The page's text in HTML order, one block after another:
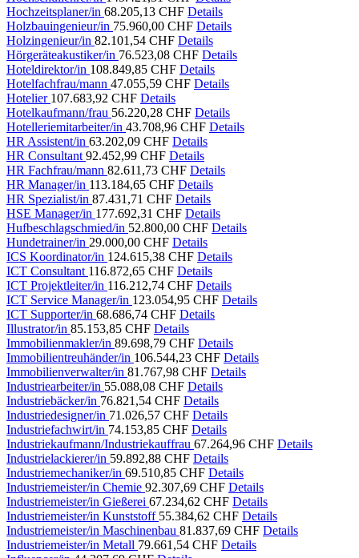
Hochzeitsplaner/in 68.205,13 CHF Details
Holzbauingenieur/in 75.960,00 CHF Details
Holzingenieur/in 82.101,54 CHF Details
Hörgeräteakustiker/in 76.523,08 CHF Details
Hoteldirektor/in 108.849,85 CHF Details
Hotelfachfrau/mann 47.055,59 CHF Details
Hotelier 107.683,92 CHF Details
Hotelkaufmann/frau 56.220,28 CHF Details
Hotelleriemitarbeiter/in 43.708,96 CHF Details
HR Assistent/in 63.202,09 CHF Details
HR Consultant 92.452,99 CHF Details
HR Fachfrau/mann 82.611,73 CHF Details
HR Manager/in 113.184,65 CHF Details
HR Spezialist/in 87.431,71 CHF Details
HSE Manager/in 177.692,31 CHF Details
Hufbeschlagschmied/in 52.800,00 CHF Details
Hundetrainer/in 29.000,00 CHF Details
ICS Koordinator/in 124.615,38 CHF Details
ICT Consultant 116.872,65 CHF Details
ICT Projektleiter/in 116.212,74 CHF Details
ICT Service Manager/in 123.054,95 CHF Details
ICT Supporter/in 68.686,74 CHF Details
Illustrator/in 85.153,85 CHF Details
Immobilienmakler/in 89.698,79 CHF Details
Immobilientreuhänder/in 106.544,23 CHF Details
Immobilienverwalter/in 81.767,98 CHF Details
Industriearbeiter/in 55.088,08 CHF Details
Industriebäcker/in 76.821,54 CHF Details
Industriedesigner/in 71.026,57 CHF Details
Industriefachwirt/in 74.153,85 CHF Details
Industriekaufmann/Industriekauffrau 67.264,96 CHF Details
Industrielackierer/in 59.892,88 CHF Details
Industriemechaniker/in 69.510,85 CHF Details
Industriemeister/in Chemie 92.307,69 CHF Details
Industriemeister/in Gießerei 67.234,62 CHF Details
Industriemeister/in Kunststoff 55.384,62 CHF Details
Industriemeister/in Maschinenbau 81.837,69 CHF Details
Industriemeister/in Metall 79.661,54 CHF Details